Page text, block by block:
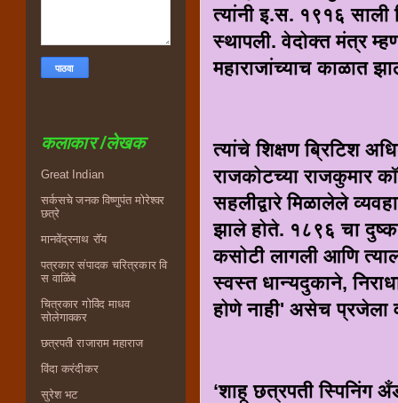
त्यांनी इ.स. १९१६
स्थापली. वेदोक्त मंत्र
महाराजांच्याच काळात
त्यांचे शिक्षण ब्रिटिश
राजकोटच्या राजकुमार
सहलीद्वारे मिळालेले
झाले होते. १८९६ चा
कसोटी लागली आणि
स्वस्त धान्यदुकाने,
होणे नाही' असेच प्रजेला
‘शाहू छत्रपती स्पिनिंग
कलाकार /लेखक
Great Indian
सर्कसचे जनक विष्णुपंत मोरेश्वर
छत्रे
मानवेंद्रनाथ रॉय
पत्रकार संपादक चरित्रकार वि
स वाळिंबे
चित्रकार गोविंद माधव
सोलेगावकर
छत्रपती राजाराम महाराज
विंदा करंदीकर
सुरेश भट